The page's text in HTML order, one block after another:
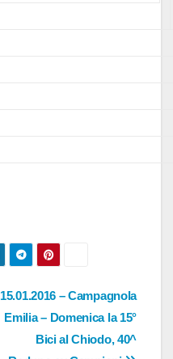
15.01.2016 – Campagnola
Emilia – Domenica la 15°
Bici al Chiodo, 40^